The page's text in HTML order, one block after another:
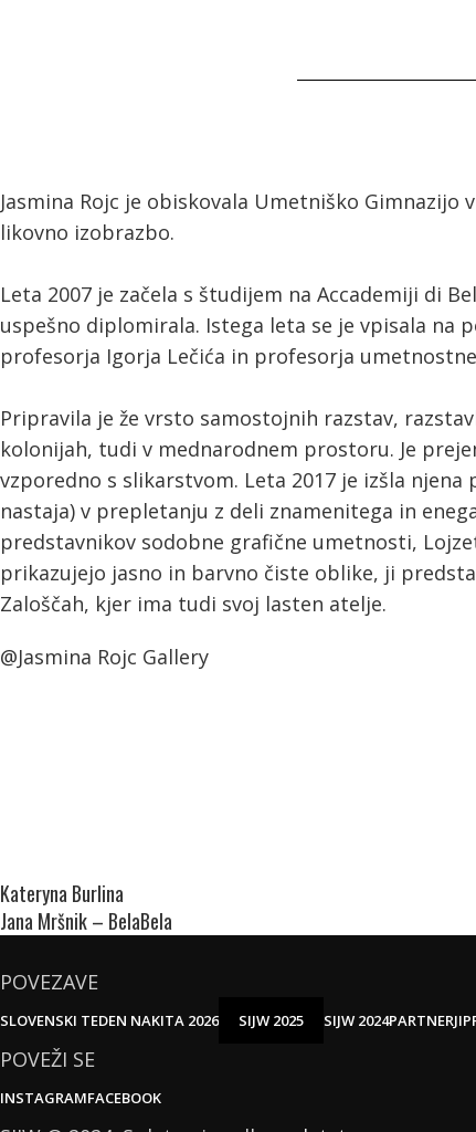
Jasmina Rojc je obiskovala Umetniško
likovno izobrazbo.
Leta 2007 je začela s študijem na Accademiji di
uspešno diplomirala. Istega leta se je vpisala
profesorja Igorja Lečića in profesorja
Pripravila je že vrsto samostojnih razstav,
kolonijah, tudi v mednarodnem prostoru. Je
vzporedno s slikarstvom. Leta 2017 je izšla
nastaja) v prepletanju z deli znamenitega in
predstavnikov sodobne grafične umetnosti,
prikazujejo jasno in barvno čiste oblike, ji
Zaloščah, kjer ima tudi svoj lasten atelje.
@Jasmina Rojc Gallery
Kateryna Burlina
Jana Mršnik – BelaBela
POVEZAVE
SLOVENSKI TEDEN NAKITA 2026 SIJW 2025 SIJW 2024PARTNERJI
POVEŽI SE
INSTAGRAMFACEBOOK